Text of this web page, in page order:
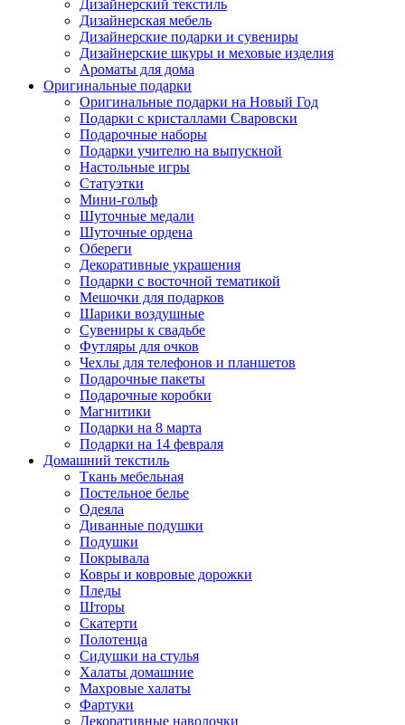
Дизайнерский текстиль
Дизайнерская мебель
Дизайнерские подарки и сувениры
Дизайнерские шкуры и меховые изделия
Ароматы для дома
Оригинальные подарки
Оригинальные подарки на Новый Год
Подарки с кристаллами Сваровски
Подарочные наборы
Подарки учителю на выпускной
Настольные игры
Статуэтки
Мини-гольф
Шуточные медали
Шуточные ордена
Обереги
Декоративные украшения
Подарки с восточной тематикой
Мешочки для подарков
Шарики воздушные
Сувениры к свадьбе
Футляры для очков
Чехлы для телефонов и планшетов
Подарочные пакеты
Подарочные коробки
Магнитики
Подарки на 8 марта
Подарки на 14 февраля
Домашний текстиль
Ткань мебельная
Постельное белье
Одеяла
Диванные подушки
Подушки
Покрывала
Ковры и ковровые дорожки
Пледы
Шторы
Скатерти
Полотенца
Сидушки на стулья
Халаты домашние
Махровые халаты
Фартуки
Декоративные наволочки